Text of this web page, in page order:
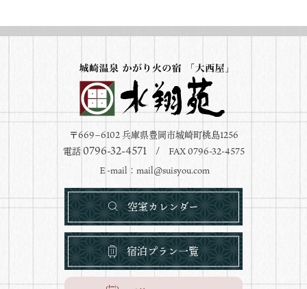
〒669−6102 兵庫県豊岡市城崎町桃島1256
電話 0796-32-4571/ FAX 0796-32-4575
Ｅ-mail： mail@suisyou.com
空室カレンダー
宿泊プラン一覧